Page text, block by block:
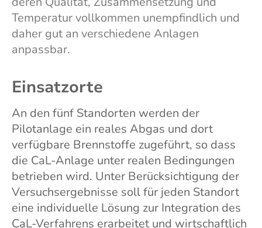
Temperatur vollkommen unempfindlich und
daher gut an verschiedene Anlagen
anpassbar.
Einsatzorte
An den fünf Standorten werden der
Pilotanlage ein reales Abgas und dort
verfügbare Brennstoffe zugeführt, so dass
die CaL-Anlage unter realen Bedingungen
betrieben wird. Unter Berücksichtigung der
Versuchsergebnisse soll für jeden Standort
eine individuelle Lösung zur Integration des
CaL-Verfahrens erarbeitet und wirtschaftlich